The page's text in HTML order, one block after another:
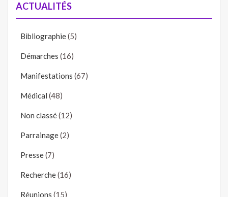
ACTUALITÉS
Bibliographie(5)
Démarches (16)
Manifestations (67)
Médical (48)
Non classé(12)
Parrainage(2)
Presse(7)
Recherche(16)
Réunions (15)